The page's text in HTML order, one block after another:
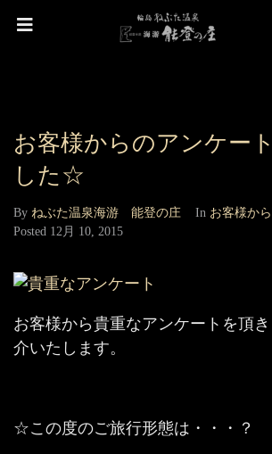
お客様からのアンケー
した☆
By ねぶた温泉海游 能登の庄 In お客様か
Posted 12月 10, 2015
お客様から貴重なアンケートを頂
介いたします。
☆この度のご旅行形態は・・・？